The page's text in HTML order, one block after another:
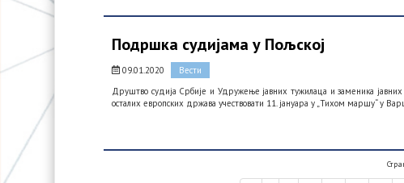
Подршка судијама у Пољској
09.01.2020
Вести
Друштво судија Србије и Удружење јавних тужилаца и заменика
осталих европских држава учествовати 11. јануара у „Тихом маршу“ у